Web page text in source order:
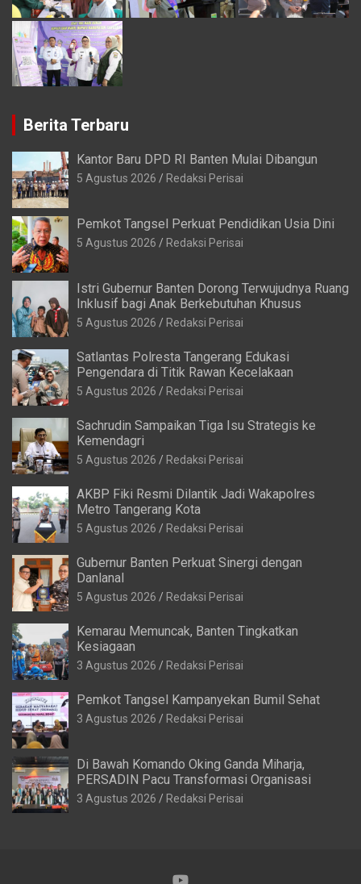
Berita Terbaru
Kantor Baru DPD RI Banten Mulai Dibangun
5 Agustus 2026 Redaksi Perisai
Pemkot Tangsel Perkuat Pendidikan Usia Dini
5 Agustus 2026 Redaksi Perisai
Istri Gubernur Banten Dorong Terwujudnya Ruang
Inklusif bagi Anak Berkebutuhan Khusus
5 Agustus 2026 Redaksi Perisai
Satlantas Polresta Tangerang Edukasi
Pengendara di Titik Rawan Kecelakaan
5 Agustus 2026 Redaksi Perisai
Sachrudin Sampaikan Tiga Isu Strategis ke
Kemendagri
5 Agustus 2026 Redaksi Perisai
AKBP Fiki Resmi Dilantik Jadi Wakapolres
Metro Tangerang Kota
5 Agustus 2026 Redaksi Perisai
Gubernur Banten Perkuat Sinergi dengan
Danlanal
5 Agustus 2026 Redaksi Perisai
Kemarau Memuncak, Banten Tingkatkan
Kesiagaan
3 Agustus 2026 Redaksi Perisai
Pemkot Tangsel Kampanyekan Bumil Sehat
3 Agustus 2026 Redaksi Perisai
Di Bawah Komando Oking Ganda Miharja,
PERSADIN Pacu Transformasi Organisasi
3 Agustus 2026 Redaksi Perisai